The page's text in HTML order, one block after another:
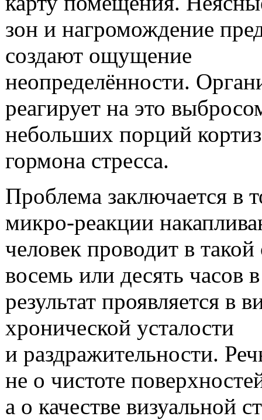
зон и нагромождение
создают ощущение
неопределённости.
реагирует на это
небольших порций
гормона стресса.
Проблема заключается в
микро-реакции
человек проводит в такой
восемь или десять часов
результат проявляется в
хронической усталости
и раздражительности.
не о чистоте
а о качестве визуальной